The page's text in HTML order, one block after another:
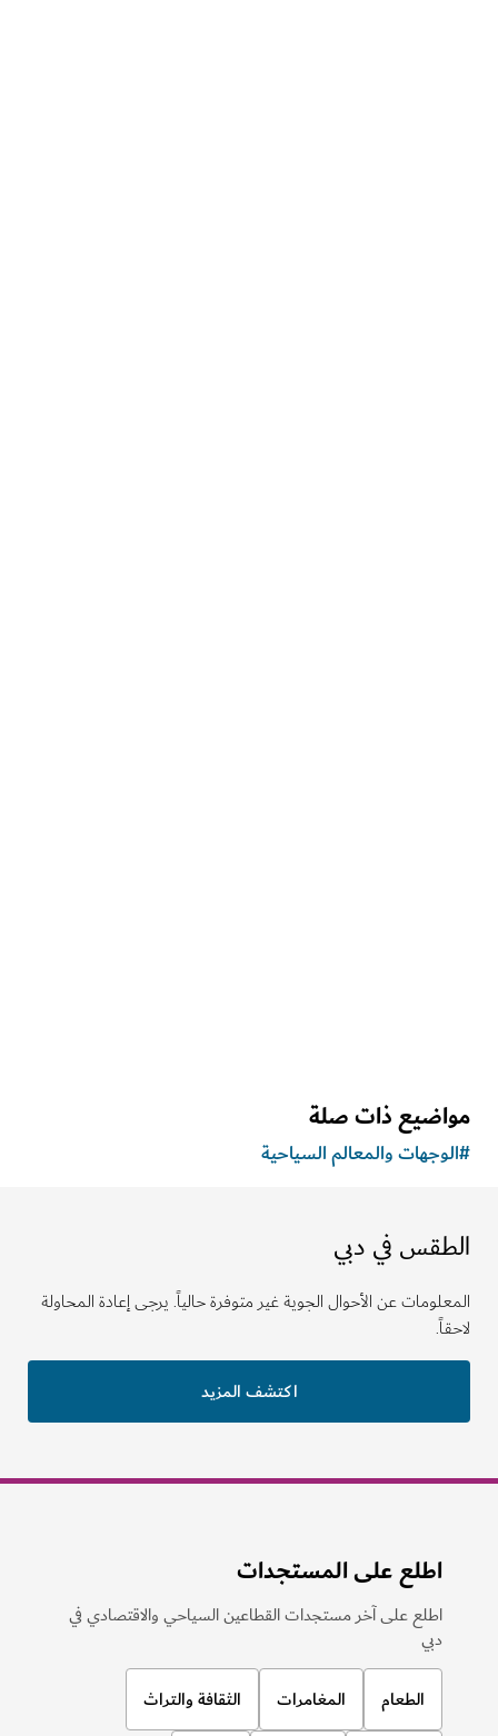
ذات صلة
والمعالم السياحية
في دبي
عن الأحوال الجوية غير متوفرة حالياً. يرجى إعادة المحاولة
اكتشف المزيد
اطلع على المستجدات
اطلع على آخر مستجدات القطاعين السياحي والاقتصادي في
المغامرات الثقافة والتراث